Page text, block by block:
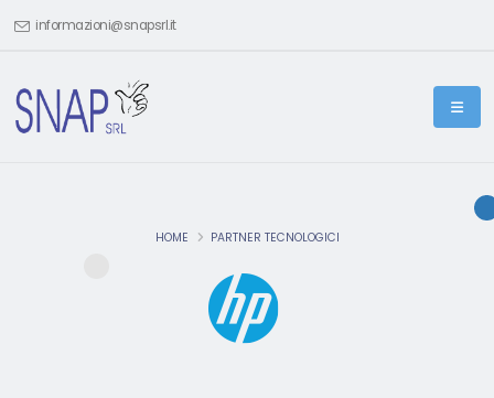
informazioni@snapsrl.it
HOME PARTNER TECNOLOGICI